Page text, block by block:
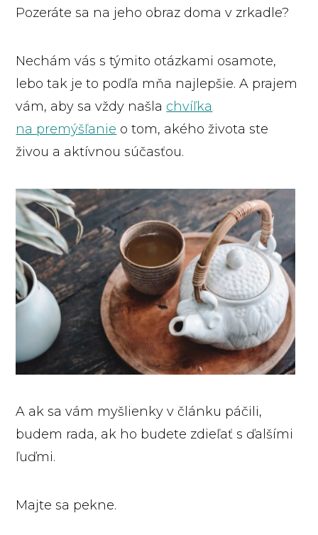
Pozeráte sa na jeho obraz doma v zrkadle?
Nechám vás s týmito otázkami osamote,
lebo tak je to podľa mňa najlepšie. A prajem
vám, aby sa vždy našla chvíľka
na premýšľanie o tom, akého života ste
živou a aktívnou súčasťou.
A ak sa vám myšlienky v článku páčili,
budem rada, ak ho budete zdieľať s ďalšími
ľuďmi.
Majte sa pekne.